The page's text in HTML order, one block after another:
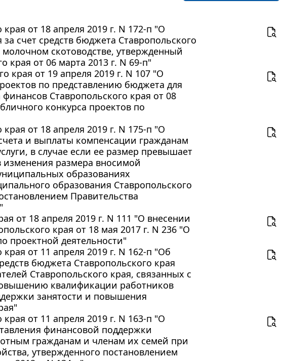
от 18 апреля 2019 г. N 172-п "О
счет средств бюджета Ставропольского
скотоводстве, утвержденный
края от 06 марта 2013 г. N 69-п"
края от 19 апреля 2019 г. N 107 "О
по представлению бюджета для
Ставропольского края от 08
конкурса проектов по
от 18 апреля 2019 г. N 175-п "О
и выплаты компенсации гражданам
в случае если ее размер превышает
размера вносимой
образованиях
образования Ставропольского
Правительства
от 18 апреля 2019 г. N 111 "О внесении
края от 18 мая 2017 г. N 236 "О
проектной деятельности"
от 11 апреля 2019 г. N 162-п "Об
бюджета Ставропольского края
Ставропольского края, связанных с
квалификации работников
занятости и повышения
от 11 апреля 2019 г. N 163-п "О
финансовой поддержки
гражданам и членам их семей при
утвержденного постановлением